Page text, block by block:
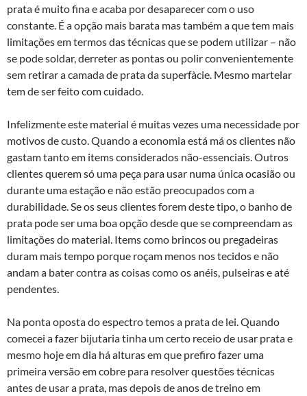
prata é muito fina e acaba por desaparecer com o uso
constante. É a opção mais barata mas também a que tem mais
limitações em termos das técnicas que se podem utilizar – não
se pode soldar, derreter as pontas ou polir convenientemente
sem retirar a camada de prata da superfà­cie. Mesmo martelar
tem de ser feito com cuidado.
Infelizmente este material é muitas vezes uma necessidade por
motivos de custo. Quando a economia está má os clientes não
gastam tanto em items considerados não-essenciais. Outros
clientes querem só uma peça para usar numa única ocasião ou
durante uma estação e não estão preocupados com a
durabilidade. Se os seus clientes forem deste tipo, o banho de
prata pode ser uma boa opção desde que se compreendam as
limitações do material. Items como brincos ou pregadeiras
duram mais tempo porque roçam menos nos tecidos e não
andam a bater contra as coisas como os anéis, pulseiras e até
pendentes.
Na ponta oposta do espectro temos a prata de lei. Quando
comecei a fazer bijutaria tinha um certo receio de usar prata e
mesmo hoje em dia há alturas em que prefiro fazer uma
primeira versão em cobre para resolver questões técnicas
antes de usar a prata, mas depois de anos de treino em